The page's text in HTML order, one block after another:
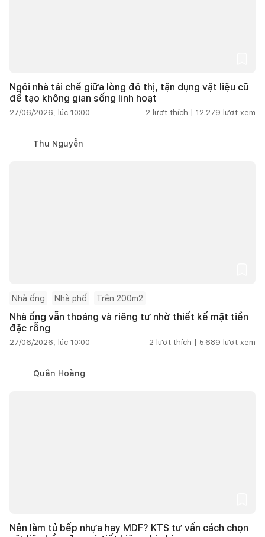
Ngôi nhà tái chế giữa lòng đô thị, tận dụng vật liệu cũ
để tạo không gian sống linh hoạt
27/06/2026, lúc 10:00 2 lượt thích | 12.279 lượt xem
Thu Nguyễn
Nhà ống Nhà phố Trên 200m2
Nhà ống vẫn thoáng và riêng tư nhờ thiết kế mặt tiền
đặc rỗng
27/06/2026, lúc 10:00 2 lượt thích | 5.689 lượt xem
Quân Hoàng
Nên làm tủ bếp nhựa hay MDF? KTS tư vấn cách chọn